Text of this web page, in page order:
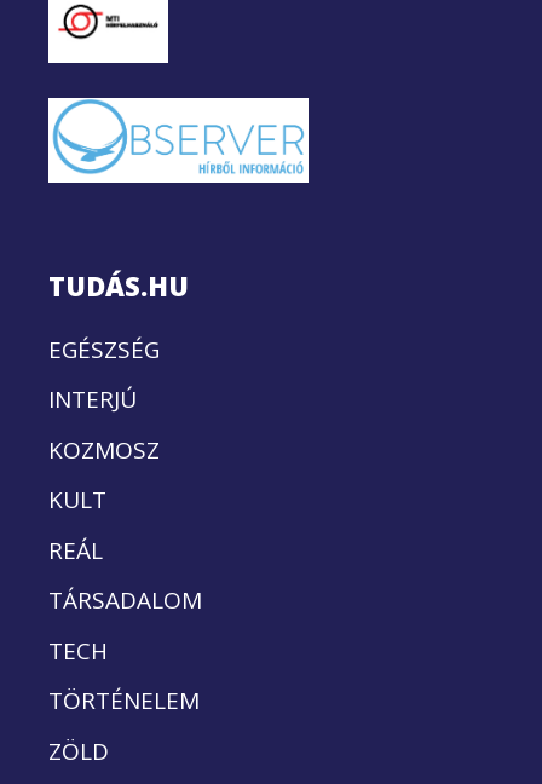
TUDÁS.HU
EGÉSZSÉG
INTERJÚ
KOZMOSZ
KULT
REÁL
TÁRSADALOM
TECH
TÖRTÉNELEM
ZÖLD